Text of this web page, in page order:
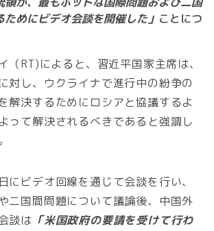
めにビデオ会談を開催した」 ことにつ
（RT)によると、習近平国家主席は、
対し、ウクライナで進行中の紛争の
解決するためにロシアと協議するよ
って解決されるべきであると強調し
にビデオ回線を通じて会談を行い、
二国間問題について議論後、中国外
談は 「米国政府の要請を受けて行わ